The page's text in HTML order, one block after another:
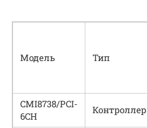
Модель Тип
CMI8738/PCI-
6CH
Контроллер